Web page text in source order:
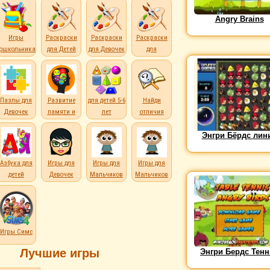
Игры
Раскраски
для Детей
Раскраски
для Девочек
Раскраски
для
Мальчиков
Пазлы для
Девочек
Развитие
памяти и
внимания
для детей 5-6
лет
Найди
отличия
Азбука для
детей
Игры для
Девочек
Игры для
Мальчиков
Игры для
Мальчиков
Игры Симс
Лучшие игры
Angry Brains
Энгри Бёрдс
Энгри Бердс